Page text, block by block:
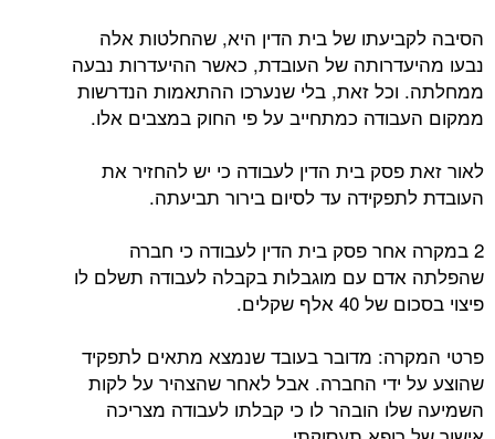
הסיבה לקביעתו של בית הדין היא, שהחלטות אלה
נבעו מהיעדרותה של העובדת, כאשר ההיעדרות נבעה
ממחלתה. וכל זאת, בלי שנערכו ההתאמות הנדרשות
ממקום העבודה כמתחייב על פי החוק במצבים אלו.
לאור זאת פסק בית הדין לעבודה כי יש להחזיר את
העובדת לתפקידה עד לסיום בירור תביעתה.
2 במקרה אחר פסק בית הדין לעבודה כי חברה
שהפלתה אדם עם מוגבלות בקבלה לעבודה תשלם לו
פיצוי בסכום של 40 אלף שקלים.
פרטי המקרה: מדובר בעובד שנמצא מתאים לתפקיד
שהוצע על ידי החברה. אבל לאחר שהצהיר על לקות
השמיעה שלו הובהר לו כי קבלתו לעבודה מצריכה